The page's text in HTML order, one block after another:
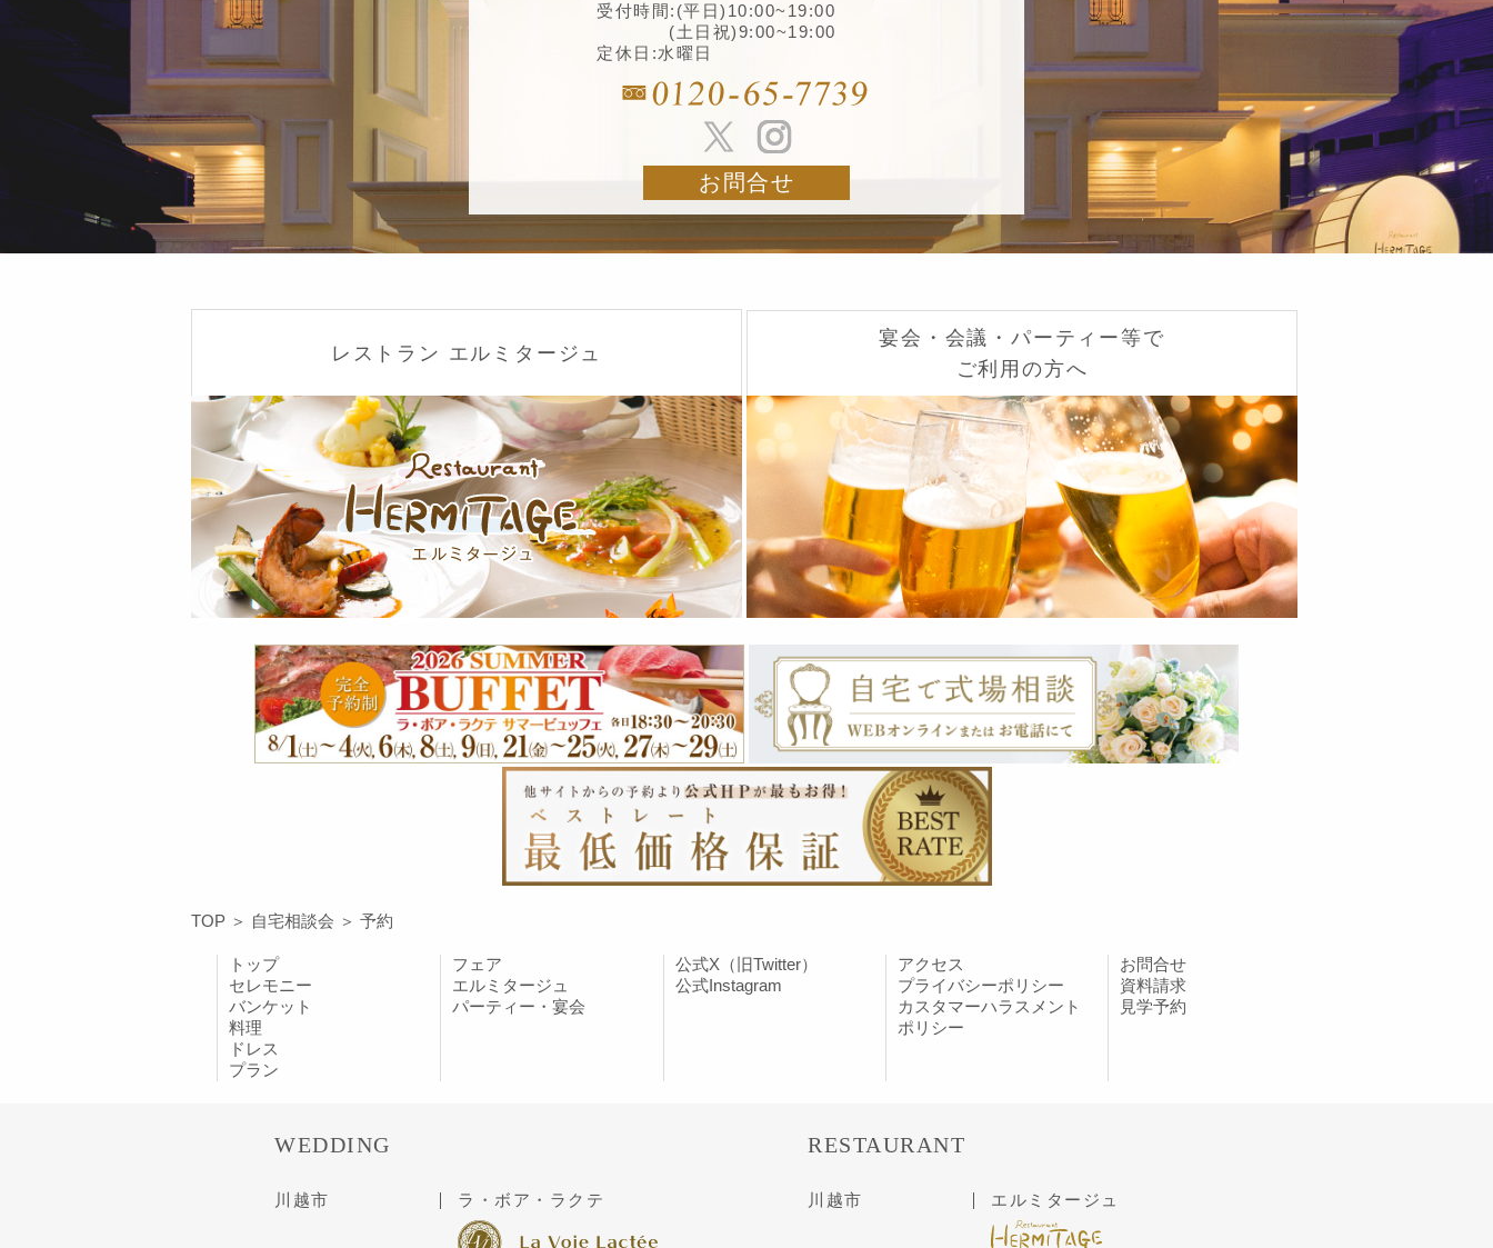
受付時間:(平日)10:00~19:00
(土日祝)9:00~19:00
定休日:水曜日
お問合せ
レストラン エルミタージュ
宴会・会議・パーティー等で
ご利用の方へ
TOP ＞ 自宅相談会 ＞ 予約
トップ
セレモニー
バンケット
料理
ドレス
プラン
フェア
エルミタージュ
パーティー・宴会
公式X（旧Twitter）
公式Instagram
アクセス
プライバシーポリシー
カスタマーハラスメント
ポリシー
お問合せ
資料請求
見学予約
WEDDING
川越市 ラ・ボア・ラクテ
RESTAURANT
川越市 エルミタージュ